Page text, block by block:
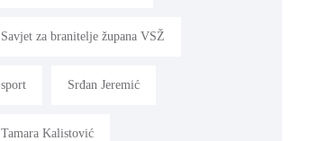
Savjet za branitelje župana VSŽ
sport Srđan Jeremić
Tamara Kalistović